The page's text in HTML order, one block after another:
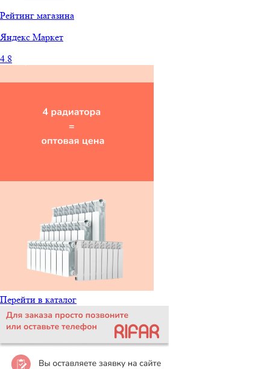
Рейтинг магазина
Яндекс Маркет
4.8
Перейти в каталог